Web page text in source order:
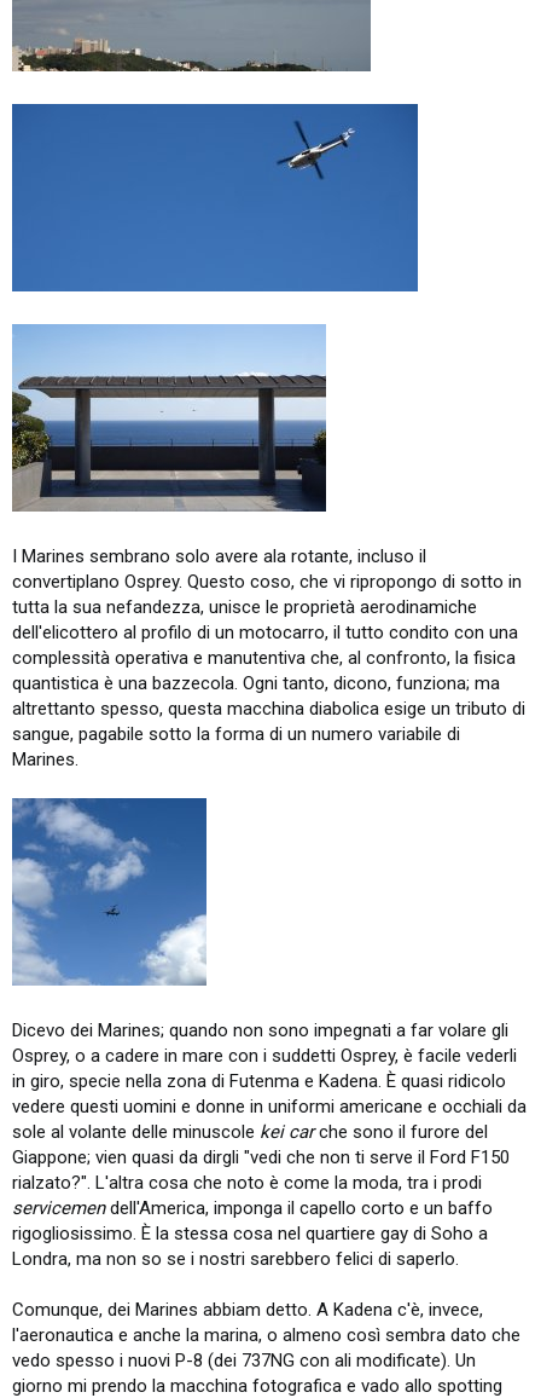
I Marines sembrano solo avere ala rotante, incluso il
convertiplano Osprey. Questo coso, che vi ripropongo di sotto in
tutta la sua nefandezza, unisce le proprietà aerodinamiche
dell'elicottero al profilo di un motocarro, il tutto condito con una
complessità operativa e manutentiva che, al confronto, la fisica
quantistica è una bazzecola. Ogni tanto, dicono, funziona; ma
altrettanto spesso, questa macchina diabolica esige un tributo di
sangue, pagabile sotto la forma di un numero variabile di
Marines.
Dicevo dei Marines; quando non sono impegnati a far volare gli
Osprey, o a cadere in mare con i suddetti Osprey, è facile vederli
in giro, specie nella zona di Futenma e Kadena. È quasi ridicolo
vedere questi uomini e donne in uniformi americane e occhiali da
sole al volante delle minuscole kei carche sono il furore del
Giappone; vien quasi da dirgli "vedi che non ti serve il Ford F150
rialzato?". L'altra cosa che noto è come la moda, tra i prodi
servicemendell'America, imponga il capello corto e un baffo
rigogliosissimo. È la stessa cosa nel quartiere gay di Soho a
Londra, ma non so se i nostri sarebbero felici di saperlo.
Comunque, dei Marines abbiam detto. A Kadena c'è, invece,
l'aeronautica e anche la marina, o almeno così sembra dato che
vedo spesso i nuovi P-8 (dei 737NG con ali modificate). Un
giorno mi prendo la macchina fotografica e vado allo spotting